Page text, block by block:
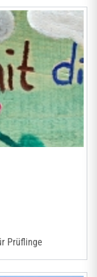
Prüflinge